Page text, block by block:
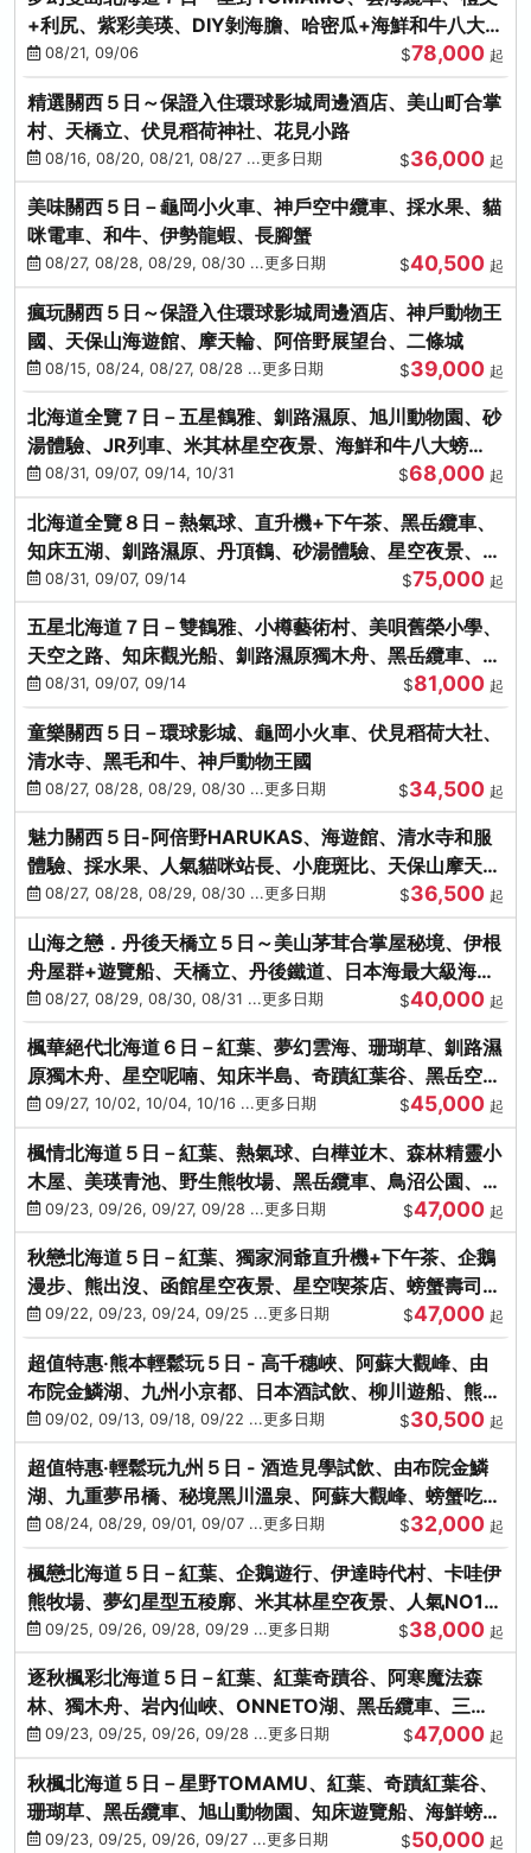
+利尻、紫彩美瑛、DIY剝海膽、哈密瓜+海鮮和牛八大螃
蟹吃到飽
08/21, 09/06 $78,000 起
精選關西５日～保證入住環球影城周邊酒店、美山町合掌
村、天橋立、伏見稻荷神社、花見小路
08/16, 08/20, 08/21, 08/27 ...更多日期 $36,000 起
美味關西５日－龜岡小火車、神戶空中纜車、採水果、貓
咪電車、和牛、伊勢龍蝦、長腳蟹
08/27, 08/28, 08/29, 08/30 ...更多日期 $40,500 起
瘋玩關西５日～保證入住環球影城周邊酒店、神戶動物王
國、天保山海遊館、摩天輪、阿倍野展望台、二條城
08/15, 08/24, 08/27, 08/28 ...更多日期 $39,000 起
北海道全覽７日－五星鶴雅、釧路濕原、旭川動物園、砂
湯體驗、JR列車、米其林星空夜景、海鮮和牛八大螃
蟹、卡哇依熊牧場
08/31, 09/07, 09/14, 10/31 $68,000 起
北海道全覽８日－熱氣球、直升機+下午茶、黑岳纜車、
知床五湖、釧路濕原、丹頂鶴、砂湯體驗、星空夜景、洞
爺花火、螃蟹懷石料理
08/31, 09/07, 09/14 $75,000 起
五星北海道７日－雙鶴雅、小樽藝術村、美唄舊榮小學、
天空之路、知床觀光船、釧路濕原獨木舟、黑岳纜車、流
冰硝子館DIY玻璃杯
08/31, 09/07, 09/14 $81,000 起
童樂關西５日－環球影城、龜岡小火車、伏見稻荷大社、
清水寺、黑毛和牛、神戶動物王國
08/27, 08/28, 08/29, 08/30 ...更多日期 $34,500 起
魅力關西５日-阿倍野HARUKAS、海遊館、清水寺和服
體驗、採水果、人氣貓咪站長、小鹿斑比、天保山摩天
輪、水上巴士
08/27, 08/28, 08/29, 08/30 ...更多日期 $36,500 起
山海之戀．丹後天橋立５日～美山茅茸合掌屋秘境、伊根
舟屋群+遊覽船、天橋立、丹後鐵道、日本海最大級海鮮
市場08/27, 08/29, 08/30, 08/31 ...更多日期 $40,000 起
楓華絕代北海道６日－紅葉、夢幻雲海、珊瑚草、釧路濕
原獨木舟、星空呢喃、知床半島、奇蹟紅葉谷、黑岳空中
纜車、旭山動物園
09/27, 10/02, 10/04, 10/16 ...更多日期 $45,000 起
楓情北海道５日－紅葉、熱氣球、白樺並木、森林精靈小
木屋、美瑛青池、野生熊牧場、黑岳纜車、鳥沼公園、紅
葉奇蹟谷、螃蟹吃到飽
09/23, 09/26, 09/27, 09/28 ...更多日期 $47,000 起
秋戀北海道５日－紅葉、獨家洞爺直升機+下午茶、企鵝
漫步、熊出沒、函館星空夜景、星空喫茶店、螃蟹壽司、
海膽、三大螃蟹放題
09/22, 09/23, 09/24, 09/25 ...更多日期 $47,000 起
超值特惠‧熊本輕鬆玩５日 - 高千穗峽、阿蘇大觀峰、由
布院金鱗湖、九州小京都、日本酒試飲、柳川遊船、熊本
城、熊本AEON
09/02, 09/13, 09/18, 09/22 ...更多日期 $30,500 起
超值特惠‧輕鬆玩九州５日 - 酒造見學試飲、由布院金鱗
湖、九重夢吊橋、秘境黑川溫泉、阿蘇大觀峰、螃蟹吃到
飽08/24, 08/29, 09/01, 09/07 ...更多日期 $32,000 起
楓戀北海道５日－紅葉、企鵝遊行、伊達時代村、卡哇伊
熊牧場、夢幻星型五稜廓、米其林星空夜景、人氣NO1小
丑漢堡、洞爺花火
09/25, 09/26, 09/28, 09/29 ...更多日期 $38,000 起
逐秋楓彩北海道５日－紅葉、紅葉奇蹟谷、阿寒魔法森
林、獨木舟、岩內仙峽、ONNETO湖、黑岳纜車、三國
峠、豐平峽、螃蟹溫泉
09/23, 09/25, 09/26, 09/28 ...更多日期 $47,000 起
秋楓北海道５日－星野TOMAMU、紅葉、奇蹟紅葉谷、
珊瑚草、黑岳纜車、旭山動物園、知床遊覽船、海鮮螃蟹
和牛吃到飽
09/23, 09/25, 09/26, 09/27 ...更多日期 $50,000 起